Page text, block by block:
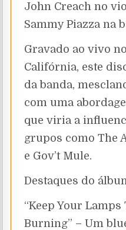
John Creach no
Sammy Piazza na
Gravado ao vivo
Califórnia, este
da banda,
com uma
que viria a
grupos como The
e Gov’t Mule.
Destaques do
“Keep Your
Burning” – Um